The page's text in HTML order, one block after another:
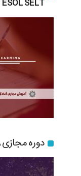
ESOL SELT
دوره مجازی DBA گرایش املاک و مستغلات